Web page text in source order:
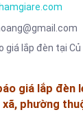
giá lắp đèn tại Củ
giá lắp đèn
phường